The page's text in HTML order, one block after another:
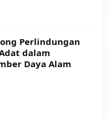
Perlindungan
dalam
Daya Alam